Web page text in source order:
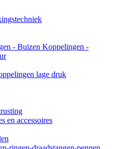
- Buizen Koppelingen -
lage druk
en accessoires